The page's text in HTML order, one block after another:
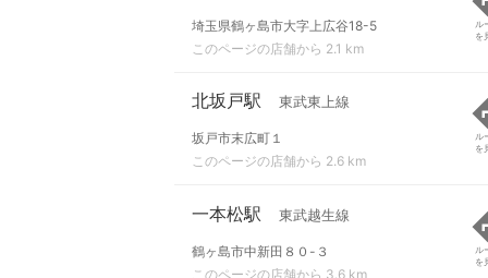
埼玉県鶴ヶ島市大字上広谷18-5
このページの店舗から 2.1 km
ル
を
北坂戸駅 東武東上線
坂戸市末広町１
このページの店舗から 2.6 km
ル
を
一本松駅 東武越生線
鶴ヶ島市中新田８０-３
このページの店舗から 3.6 km
ル
を